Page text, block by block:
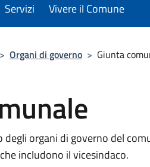
Servizi Vivere il Comune
> Organi di governo > Giunta
degli organi di governo del
includono il vicesindaco.